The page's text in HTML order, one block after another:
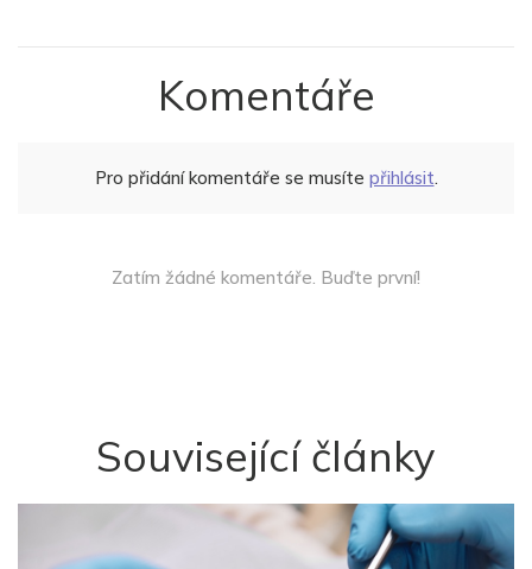
Komentáře
Pro přidání komentáře se musíte přihlásit.
Zatím žádné komentáře. Buďte první!
Související články